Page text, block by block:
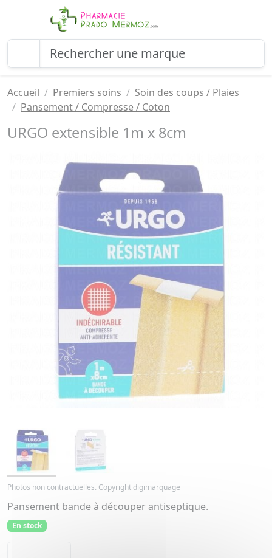
Accueil Premiers soins
Soin des coups / Plaies
Pansement / Compresse / Coton
URGO extensible 1m x 8cm
Photos non contractuelles. Copyright digimarquage
Pansement bande à découper antiseptique.
En stock